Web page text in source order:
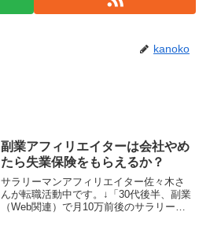
kanoko
副業アフィリエイターは会社やめ
たら失業保険をもらえるか？
サラリーマンアフィリエイター佐々木さ
んが転職活動中です。↓「30代後半、副業
（Web関連）で月10万前後のサラリーマ